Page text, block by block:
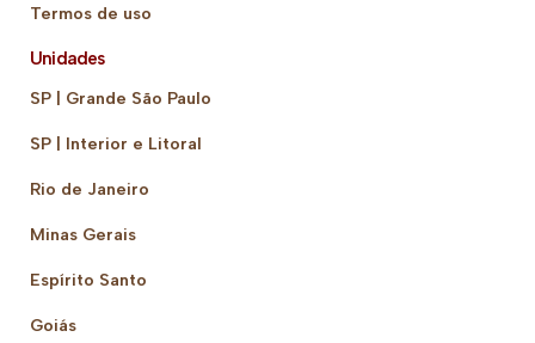
Termos de uso
Unidades
SP | Grande São Paulo
SP | Interior e Litoral
Rio de Janeiro
Minas Gerais
Espírito Santo
Goiás